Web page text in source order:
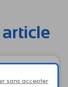
sans accepter